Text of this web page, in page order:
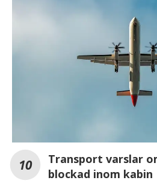
Transport varslar
blockad inom kabin